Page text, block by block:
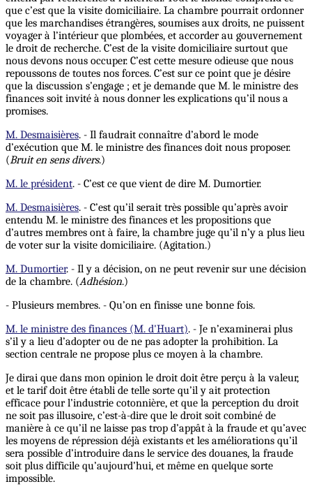
que c’est que la visite domiciliaire. La chambre pourrait ordonner
que les marchandises étrangères, soumises aux droits, ne puissent
voyager à l’intérieur que plombées, et accorder au gouvernement
le droit de recherche. C’est de la visite domiciliaire surtout que
nous devons nous occuper. C’est cette mesure odieuse que nous
repoussons de toutes nos forces. C’est sur ce point que je désire
que la discussion s’engage ; et je demande que M. le ministre des
finances soit invité à nous donner les explications qu’il nous a
promises.
M. Desmaisières. - Il faudrait connaître d’abord le mode
d’exécution que M. le ministre des finances doit nous proposer.
(Bruit en sens divers.)
M. le président. - C’est ce que vient de dire M. Dumortier.
M. Desmaisières. - C’est qu’il serait très possible qu’après avoir
entendu M. le ministre des finances et les propositions que
d’autres membres ont à faire, la chambre juge qu’il n’y a plus lieu
de voter sur la visite domiciliaire. (Agitation.)
M. Dumortier. - Il y a décision, on ne peut revenir sur une décision
de la chambre. (Adhésion.)
- Plusieurs membres. - Qu’on en finisse une bonne fois.
M. le ministre des finances (M. d'Huart). - Je n’examinerai plus
s’il y a lieu d’adopter ou de ne pas adopter la prohibition. La
section centrale ne propose plus ce moyen à la chambre.
Je dirai que dans mon opinion le droit doit être perçu à la valeur,
et le tarif doit être établi de telle sorte qu’il y ait protection
efficace pour l’industrie cotonnière, et que la perception du droit
ne soit pas illusoire, c’est-à-dire que le droit soit combiné de
manière à ce qu’il ne laisse pas trop d’appât à la fraude et qu’avec
les moyens de répression déjà existants et les améliorations qu’il
sera possible d’introduire dans le service des douanes, la fraude
soit plus difficile qu’aujourd’hui, et même en quelque sorte
impossible.